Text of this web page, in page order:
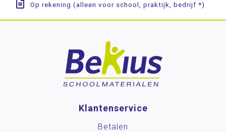
Op rekening (alleen voor school, praktijk, bedrijf *)
Klantenservice
Betalen